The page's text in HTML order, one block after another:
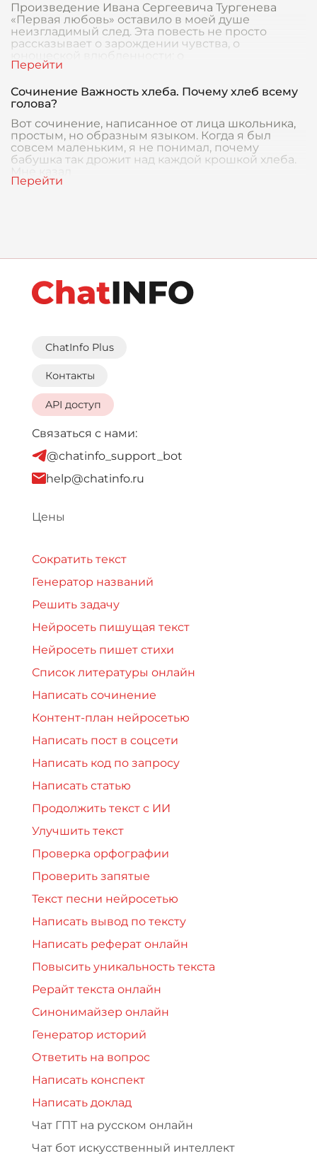
Произведение Ивана Сергеевича Тургенева
«Первая любовь» оставило в моей душе
неизгладимый след. Эта повесть не просто
рассказывает о зарождении чувства, о
юношеской влюбленности; о
Сочинение Важность хлеба. Почему хлеб всему
голова?
Вот сочинение, написанное от лица школьника,
простым, но образным языком. Когда я был
совсем маленьким, я не понимал, почему
бабушка так дрожит над каждой крошкой хлеба.
Мне казал
ChatInfo Plus
Контакты
API доступ
Связаться с нами:
@chatinfo_support_bot
help@chatinfo.ru
Цены
Сократить текст
Генератор названий
Решить задачу
Нейросеть пишущая текст
Нейросеть пишет стихи
Список литературы онлайн
Написать сочинение
Контент-план нейросетью
Написать пост в соцсети
Написать код по запросу
Написать статью
Продолжить текст с ИИ
Улучшить текст
Проверка орфографии
Проверить запятые
Текст песни нейросетью
Написать вывод по тексту
Написать реферат онлайн
Повысить уникальность текста
Рерайт текста онлайн
Синонимайзер онлайн
Генератор историй
Ответить на вопрос
Написать конспект
Написать доклад
Чат ГПТ на русском онлайн
Чат бот искусственный интеллект